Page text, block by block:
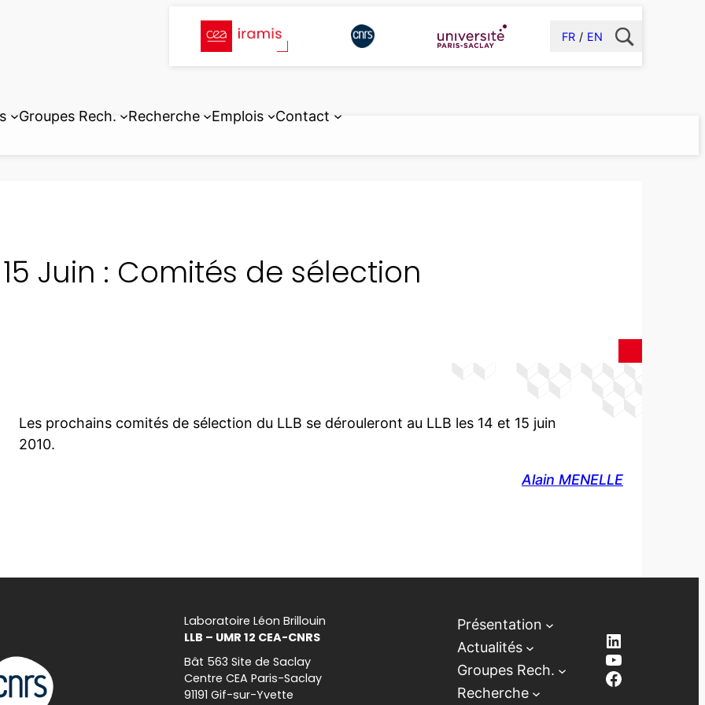
FR EN
Groupes Rech. Recherche Emplois Contact
Juin : Comités de sélection
Les prochains comités de sélection du LLB se dérouleront au LLB les 14 et 15 juin
2010.
Alain MENELLE
Laboratoire Léon Brillouin
LLB – UMR 12 CEA-CNRS
Bât 563 Site de Saclay
Centre CEA Paris-Saclay
91191 Gif-sur-Yvette
Présentation
Actualités
Groupes Rech.
Recherche
LinkedIn
YouTube
Facebook